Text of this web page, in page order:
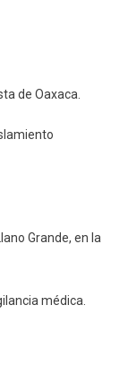
de Oaxaca.
Grande, en la
médica.